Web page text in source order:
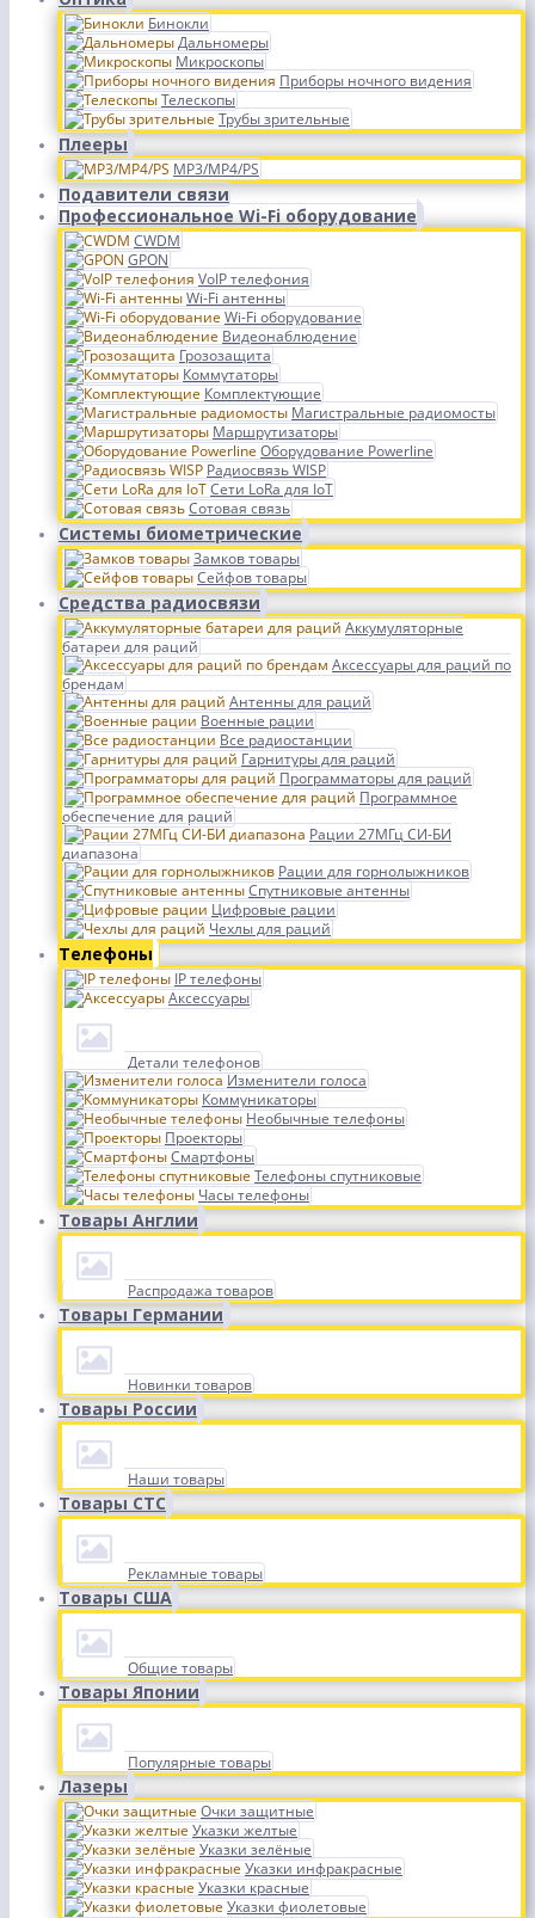
Бинокли
Дальномеры
Микроскопы
Приборы ночного видения
Телескопы
Трубы зрительные
Плееры
MP3/MP4/PS
Подавители связи
Профессиональное Wi-Fi оборудование
CWDM
GPON
VoIP телефония
Wi-Fi антенны
Wi-Fi оборудование
Видеонаблюдение
Грозозащита
Коммутаторы
Комплектующие
Магистральные радиомосты
Маршрутизаторы
Оборудование Powerline
Радиосвязь WISP
Сети LoRa для IoT
Сотовая связь
Системы биометрические
Замков товары
Сейфов товары
Средства радиосвязи
Аккумуляторные
батареи для раций
Аксессуары для раций по
брендам
Антенны для раций
Военные рации
Все радиостанции
Гарнитуры для раций
Программаторы для раций
Программное
обеспечение для раций
Рации 27МГц СИ-БИ
диапазона
Рации для горнолыжников
Спутниковые антенны
Цифровые рации
Чехлы для раций
Телефоны
IP телефоны
Аксессуары
Детали телефонов
Изменители голоса
Коммуникаторы
Необычные телефоны
Проекторы
Смартфоны
Телефоны спутниковые
Часы телефоны
Товары Англии
Распродажа товаров
Товары Германии
Новинки товаров
Товары России
Наши товары
Товары СТС
Рекламные товары
Товары США
Общие товары
Товары Японии
Популярные товары
Лазеры
Очки защитные
Указки желтые
Указки зелёные
Указки инфракрасные
Указки красные
Указки фиолетовые